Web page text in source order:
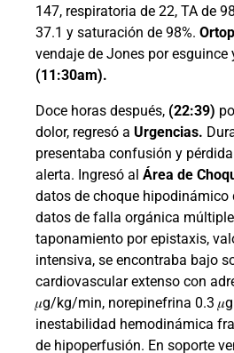
147, respiratoria de 22, TA de
37.1 y saturación de 98%.
vendaje de Jones por esguince
(11:30am).
Doce horas después, (22:39)
dolor, regresó a Urgencias.
presentaba confusión y
alerta. Ingresó al Área de
datos de choque hipodinámico
datos de falla orgánica
taponamiento por epistaxis,
intensiva, se encontraba bajo
cardiovascular extenso con
𝜇g/kg/min, norepinefrina 0.3𝜇
inestabilidad hemodinámica
de hipoperfusión. En soporte